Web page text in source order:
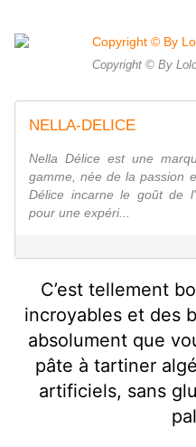
Copyright © By
NELLA-DELICE
Nella Délice est une
gamme, née de la passion
Délice incarne le goût de
pour une expéri...
C’est tellement
incroyables et des
absolument que
pâte à tartiner
artificiels, sans